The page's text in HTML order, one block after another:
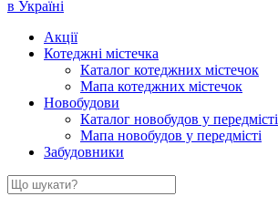
в Україні
Акції
Котеджні містечка
Каталог котеджних містечок
Мапа котеджних містечок
Новобудови
Каталог новобудов у передмісті
Мапа новобудов у передмісті
Забудовники